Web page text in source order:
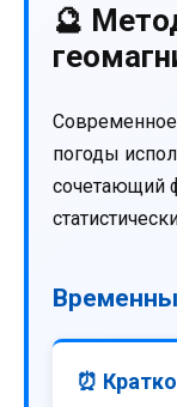
🔮
погоды
сочетающий
⏰